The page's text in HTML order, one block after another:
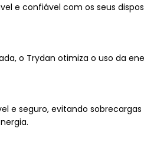
e confiável com os seus
o Trydan otimiza o uso da
seguro, evitando